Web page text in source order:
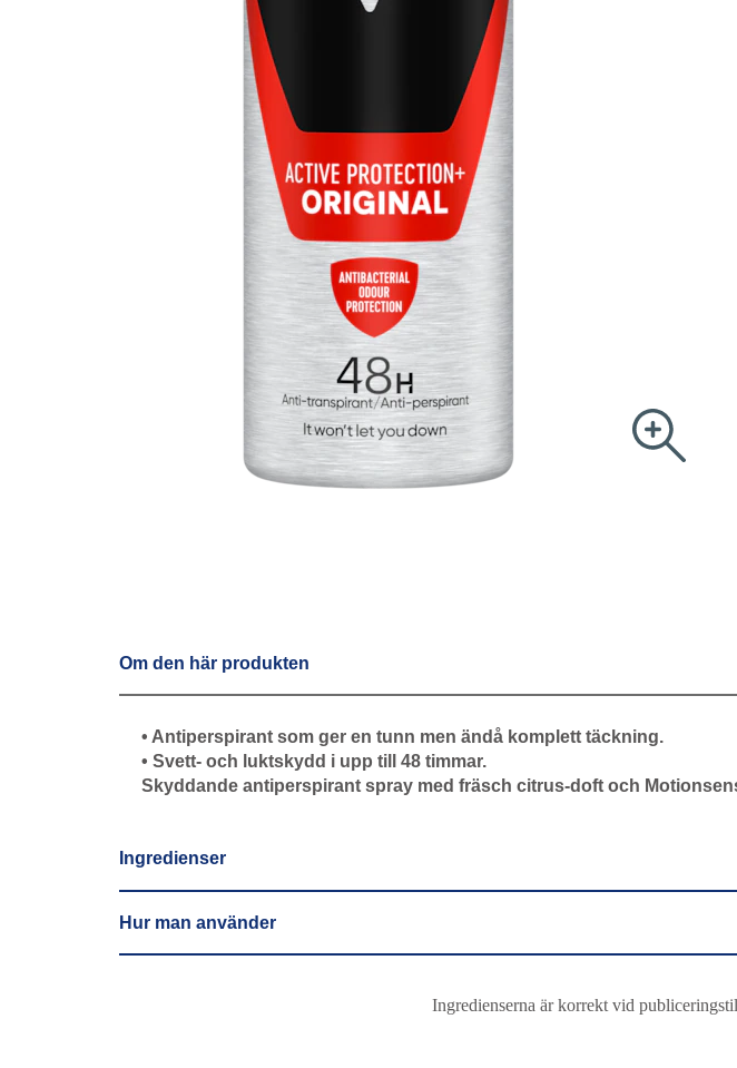
Om den här produkten
• Antiperspirant som ger en tunn men ändå komplett täckning.
• Svett- och luktskydd i upp till 48 timmar.
Skyddande antiperspirant spray med fräsch citrus-doft och
Ingredienser
Hur man använder
Ingredienserna är korrekt vid